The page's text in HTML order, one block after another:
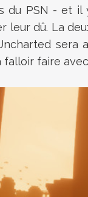
du PSN - et
leur dû. La
sera
falloir faire